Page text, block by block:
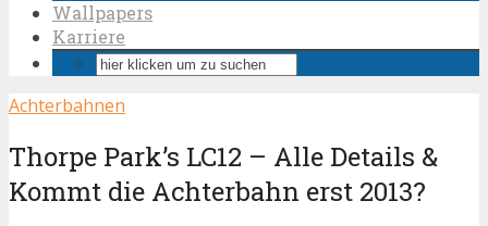
Wallpapers
Karriere
Achterbahnen
Thorpe Park’s LC12 – Alle Details &
Kommt die Achterbahn erst 2013?